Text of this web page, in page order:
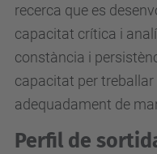
recerca que es
capacitat crítica i
constància i
capacitat per
adequadament de
Perfil de